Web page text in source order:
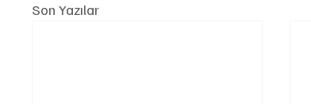
Son Yazılar